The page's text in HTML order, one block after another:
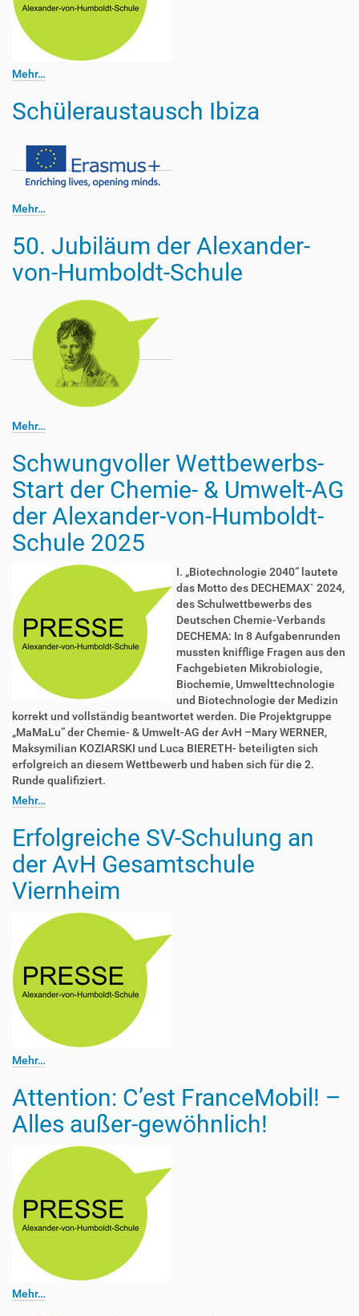
Mehr…
Schüleraustausch Ibiza
Mehr…
50. Jubiläum der Alexander-
von-Humboldt-Schule
Mehr…
Schwungvoller Wettbewerbs-
Start der Chemie- & Umwelt-AG
der Alexander-von-Humboldt-
Schule 2025
I. „Biotechnologie 2040“ lautete
das Motto des DECHEMAX` 2024,
des Schulwettbewerbs des
Deutschen Chemie-Verbands
DECHEMA: In 8 Aufgabenrunden
mussten knifflige Fragen aus den
Fachgebieten Mikrobiologie,
Biochemie, Umwelttechnologie
und Biotechnologie der Medizin
korrekt und vollständig beantwortet werden. Die Projektgruppe
„MaMaLu“ der Chemie- & Umwelt-AG der AvH –Mary WERNER,
Maksymilian KOZIARSKI und Luca BIERETH- beteiligten sich
erfolgreich an diesem Wettbewerb und haben sich für die 2.
Runde qualifiziert.
Mehr…
Erfolgreiche SV-Schulung an
der AvH Gesamtschule
Viernheim
Mehr…
Attention: C’est FranceMobil! –
Alles außer-gewöhnlich!
Mehr…